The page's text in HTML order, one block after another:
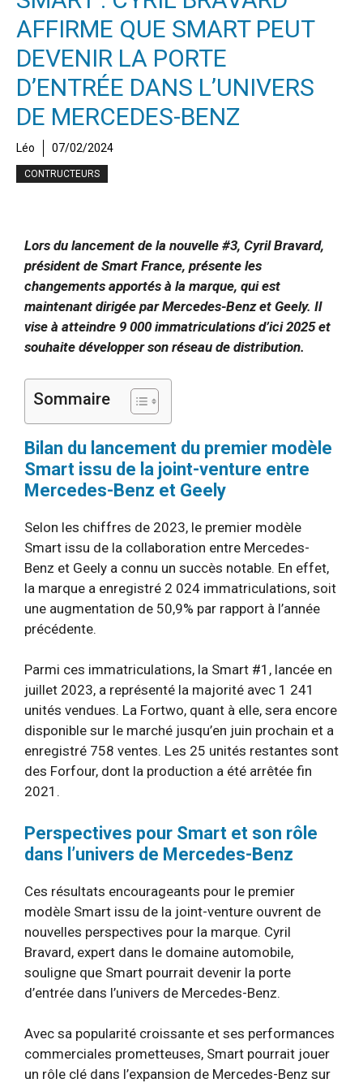
AFFIRME QUE SMART PEUT
DEVENIR LA PORTE
D’ENTRÉE DANS L’UNIVERS
DE MERCEDES-BENZ
Léo 07/02/2024
CONTRUCTEURS
Lors du lancement de la nouvelle #3, Cyril Bravard,
président de Smart France, présente les
changements apportés à la marque, qui est
maintenant dirigée par Mercedes-Benz et Geely. Il
vise à atteindre 9 000 immatriculations d’ici 2025 et
souhaite développer son réseau de distribution.
Sommaire
Bilan du lancement du premier modèle
Smart issu de la joint-venture entre
Mercedes-Benz et Geely
Selon les chiffres de 2023, le premier modèle
Smart issu de la collaboration entre Mercedes-
Benz et Geely a connu un succès notable. En effet,
la marque a enregistré 2 024 immatriculations, soit
une augmentation de 50,9% par rapport à l’année
précédente.
Parmi ces immatriculations, la Smart #1, lancée en
juillet 2023, a représenté la majorité avec 1 241
unités vendues. La Fortwo, quant à elle, sera encore
disponible sur le marché jusqu’en juin prochain et a
enregistré 758 ventes. Les 25 unités restantes sont
des Forfour, dont la production a été arrêtée fin
2021.
Perspectives pour Smart et son rôle
dans l’univers de Mercedes-Benz
Ces résultats encourageants pour le premier
modèle Smart issu de la joint-venture ouvrent de
nouvelles perspectives pour la marque. Cyril
Bravard, expert dans le domaine automobile,
souligne que Smart pourrait devenir la porte
d’entrée dans l’univers de Mercedes-Benz.
Avec sa popularité croissante et ses performances
commerciales prometteuses, Smart pourrait jouer
un rôle clé dans l’expansion de Mercedes-Benz sur